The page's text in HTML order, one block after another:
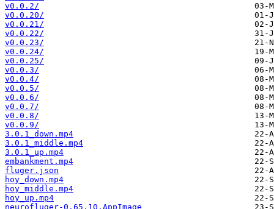
v0.0.2/
v0.0.20/
v0.0.21/
v0.0.22/
v0.0.23/
v0.0.24/
v0.0.25/
v0.0.3/
v0.0.4/
v0.0.5/
v0.0.6/
v0.0.7/
v0.0.8/
v0.0.9/
3.0.1_down.mp4
3.0.1_middle.mp4
3.0.1_up.mp4
embankment.mp4
fluger.json
hoy_down.mp4
hoy_middle.mp4
hoy_up.mp4
neurofluger-0.65.10.AppImage